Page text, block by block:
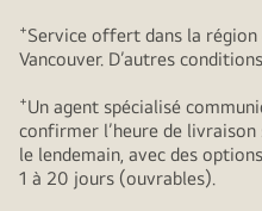
+Service offert dans la
Vancouver. D’autres
+Un agent spécialisé
confirmer l’heure de
le lendemain, avec des
1 à 20 jours (ouvrables).